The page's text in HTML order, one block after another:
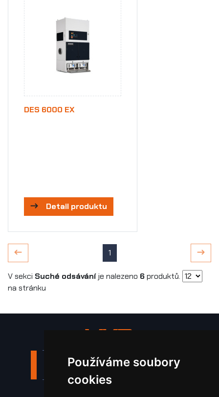
Používáme soubory
cookies
DES 6000 EX
Detail produktu
1
V sekci Suché odsáváníje nalezeno 6produktů.
na stránku
Stroje a zařízení